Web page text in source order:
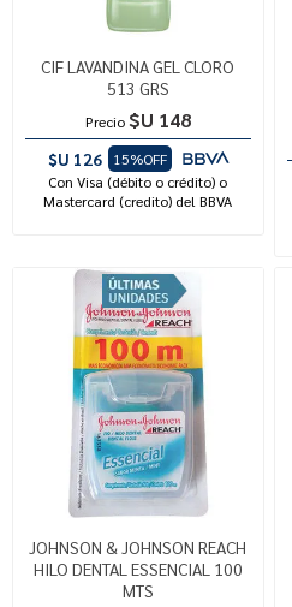
CIF LAVANDINA GEL CLORO
513 GRS
Precio $U 148
$U 126
15%OFF
Con Visa (débito o crédito) o
Mastercard (credito) del BBVA
JOHNSON & JOHNSON REACH
HILO DENTAL ESSENCIAL 100
MTS